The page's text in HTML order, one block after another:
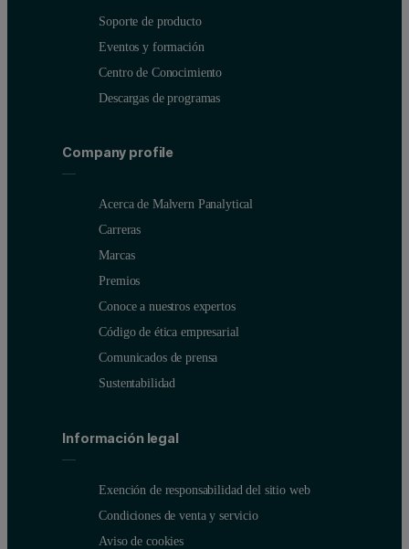
Soporte de producto
Eventos y formación
Centro de Conocimiento
Descargas de programas
Company profile
Acerca de Malvern Panalytical
Carreras
Marcas
Premios
Conoce a nuestros expertos
Código de ética empresarial
Comunicados de prensa
Sustentabilidad
Información legal
Exención de responsabilidad del sitio web
Condiciones de venta y servicio
Aviso de cookies